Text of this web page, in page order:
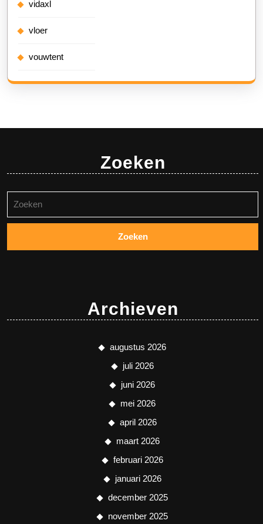
vidaxl
vloer
vouwtent
Zoeken
naar:
Archieven
augustus 2026
juli 2026
juni 2026
mei 2026
april 2026
maart 2026
februari 2026
januari 2026
december 2025
november 2025